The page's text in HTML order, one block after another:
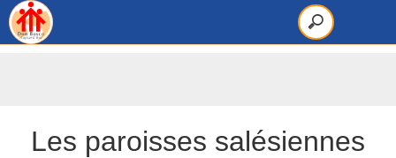
Les paroisses salésiennes